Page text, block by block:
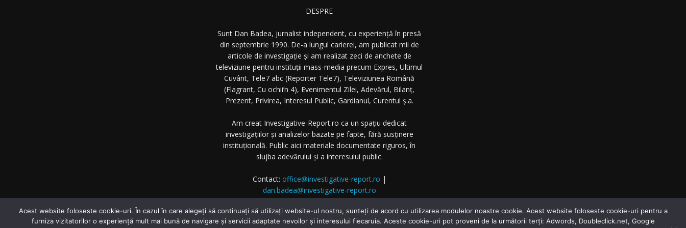
DESPRE
Sunt Dan Badea, jurnalist independent, cu experiență în presă
din septembrie 1990. De-a lungul carierei, am publicat mii de
articole de investigație și am realizat zeci de anchete de
televiziune pentru instituții mass-media precum Expres, Ultimul
Cuvânt, Tele7 abc (Reporter Tele7), Televiziunea Română
(Flagrant, Cu ochii’n 4), Evenimentul Zilei, Adevărul, Bilanț,
Prezent, Privirea, Interesul Public, Gardianul, Curentul ș.a.
Am creat Investigative-Report.ro ca un spațiu dedicat
investigațiilor și analizelor bazate pe fapte, fără susținere
instituțională. Public aici materiale documentate riguros, în
slujba adevărului și a interesului public.
Contact: office@investigative-report.ro |
dan.badea@investigative-report.ro
© 2025 Investigative-Report.ro. Toate drepturile rezervate.
Acest website foloseste cookie-uri. În cazul în care alegeți să continuați să utilizați website-ul nostru, sunteți de acord cu utilizarea modulelor noastre cookie. Acest website foloseste cookie-uri pentru a
furniza vizitatorilor o experiență mult mai bună de navigare și servicii adaptate nevoilor și interesului fiecaruia. Aceste cookie-uri pot proveni de la următorii terți: Adwords, Doubleclick.net, Google